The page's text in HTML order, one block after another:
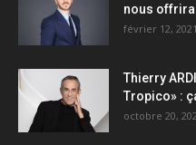
nous
février 12, 2021
Thierry
Tropico» :
octobre 20,